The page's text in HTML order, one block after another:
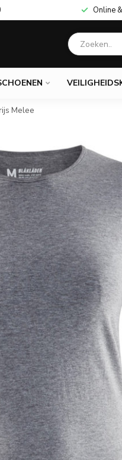
Online
Melee